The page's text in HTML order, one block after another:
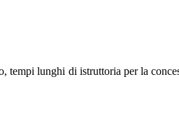
tempi lunghi di istruttoria per la